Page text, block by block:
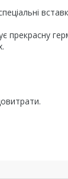
прекрасну